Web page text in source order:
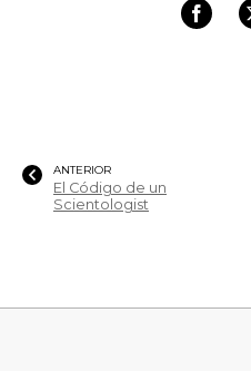
ANTERIOR
El Código de un
Scientologist